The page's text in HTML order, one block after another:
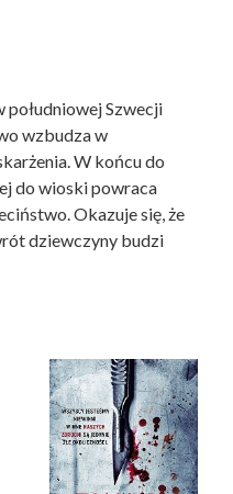
południowej Szwecji
wzbudza w
W końcu do
do wioski powraca
Okazuje się, że
dziewczyny budzi